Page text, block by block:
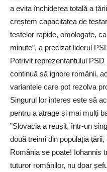
a evita închiderea totală a
creștem capacitatea de
testelor rapide, omologate,
minute”, a precizat liderul
Potrivit reprezentantului
continuă să ignore românii,
variantele care pot rezolva
Singurul lor interes este să
pentru a atrage și mai mulți
”Slovacia a reușit, într-un
două treimi din populația
România se poate! Iohannis
tuturor românilor, nu doar